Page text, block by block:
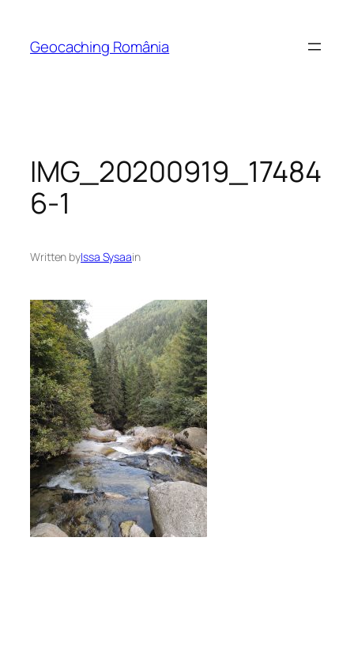
content
Geocaching România
IMG_20200919_17484
6-1
Written byIssa Sysaain